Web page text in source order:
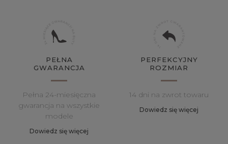
PEŁNA
GWARANCJA
Pełna 24-miesięczna
gwarancja na wszystkie
modele
Dowiedz się więcej
PERFEKCYJNY
ROZMIAR
14 dni na zwrot towaru
Dowiedz się więcej